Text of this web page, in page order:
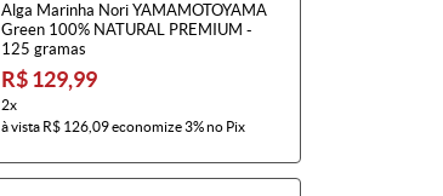
Alga Marinha Nori YAMAMOTOYAMA
Green 100% NATURAL PREMIUM -
125 gramas
R$ 129,99
2x
à vista R$ 126,09economize3%no Pix